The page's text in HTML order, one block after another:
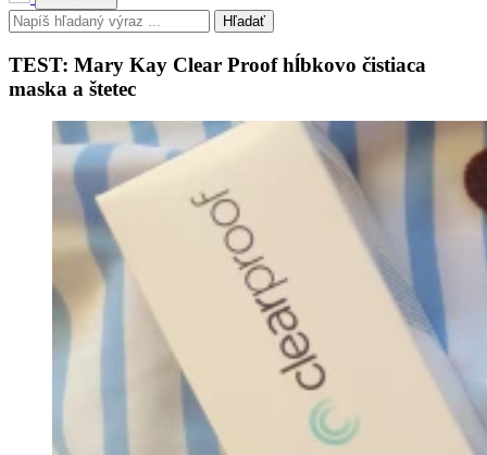
Hľadať
TEST: Mary Kay Clear Proof hĺbkovo čistiaca
maska a štetec